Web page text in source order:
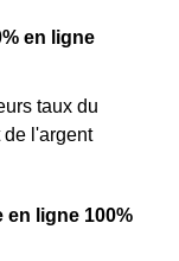
en ligne
taux du
de l'argent
en ligne 100%